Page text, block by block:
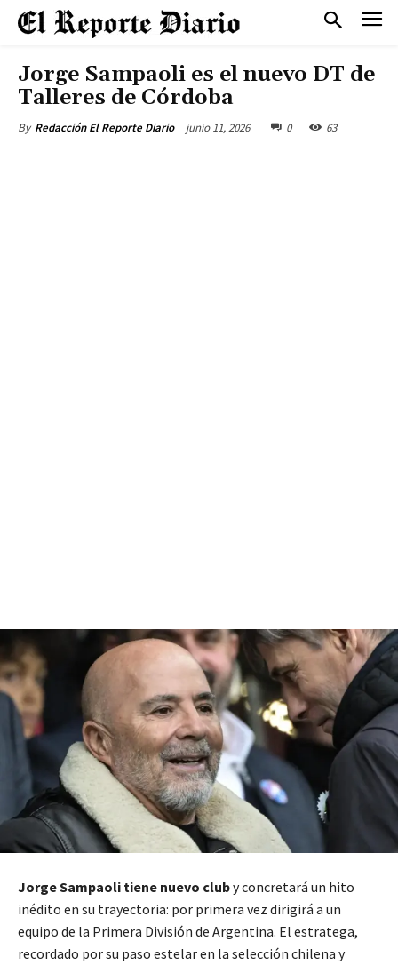
Jorge Sampaoli es el nuevo DT de
Talleres de Córdoba
By Redacción El Reporte Diario junio 11, 2026 0 63
Jorge Sampaoli tiene nuevo cluby concretará un hito
inédito en su trayectoria: por primera vez dirigirá a un
equipo de la Primera División de Argentina. El estratega,
recordado por su paso estelar en la selección chilena y